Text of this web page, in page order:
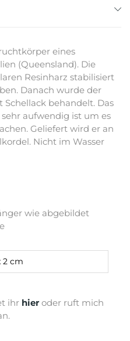
eines
(Queensland). Die
Resinharz stabilisiert
Danach wurde der
behandelt. Das
sehr aufwendig ist um es
Geliefert wird er an
Nicht im Wasser
wie abgebildet
2 cm
ihr hier oder ruft mich